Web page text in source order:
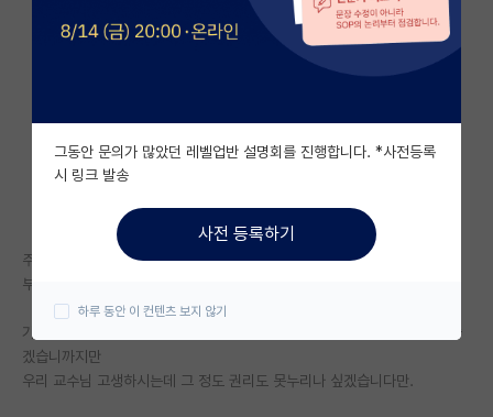
베스트 게시판
자유 게시판(아무개랩)
미국 유학 게시판
미국 대학원 합격 후기 게시판
대학원생 모집 게시판
연구실(PI) 홍보 게시판
석박사 채용 정보 게시판
주변에 다 같은 대학원생, 그리고 교수 뿐이고
부적절한 취급과 부조리에 매우 익숙한거 이해합니다.
가족 식사 건은 연구비 횡령이자 불법이고 모든 교수가 안그러면 얼마나 좋
겠습니까지만
우리 교수님 고생하시는데 그 정도 권리도 못누리나 싶겠습니다만.
그동안 문의가 많았던 레벨업반 설명회를 진행합니다. *사전등록
시 링크 발송
사전 등록하기
하루 동안 이 컨텐츠 보지 않기